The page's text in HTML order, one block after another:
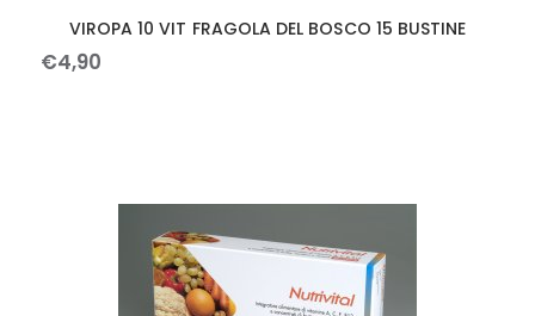
VIROPA 10 VIT FRAGOLA DEL BOSCO 15 BUSTINE
€4,90